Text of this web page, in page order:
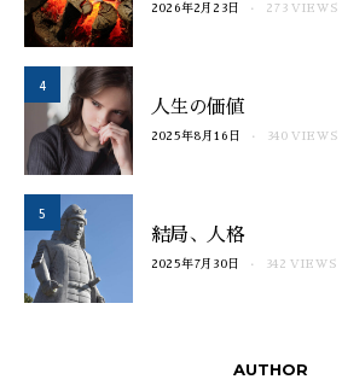
2026年2月23日 273 VIEWS
4
人生の価値
2025年8月16日 340 VIEWS
5
結局、人格
2025年7月30日 342 VIEWS
AUTHOR